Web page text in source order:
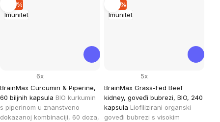
Imunitet
–14 %
BrainMax Curcumin & Piperine,
60 biljnih kapsula BIO kurkumin
s piperinom u znanstveno
dokazanoj kombinaciji, 60 doza,
6x
Imunitet
–15 %
BrainMax Grass-Fed Beef
kidney, goveđi bubrezi, BIO, 240
kapsula Liofilizirani organski
goveđi bubrezi s visokim
5x